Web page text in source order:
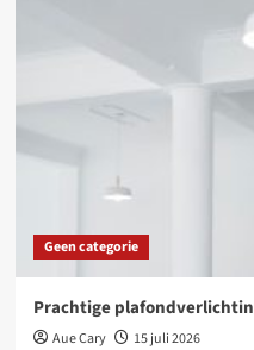
Geen categorie
Prachtige
Aue Cary 15 juli 2026